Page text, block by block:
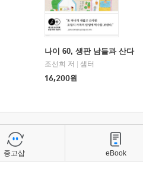
나이 60, 생판 남들과 산다
조선희 저
샘터
16,200원
중고샵 eBook